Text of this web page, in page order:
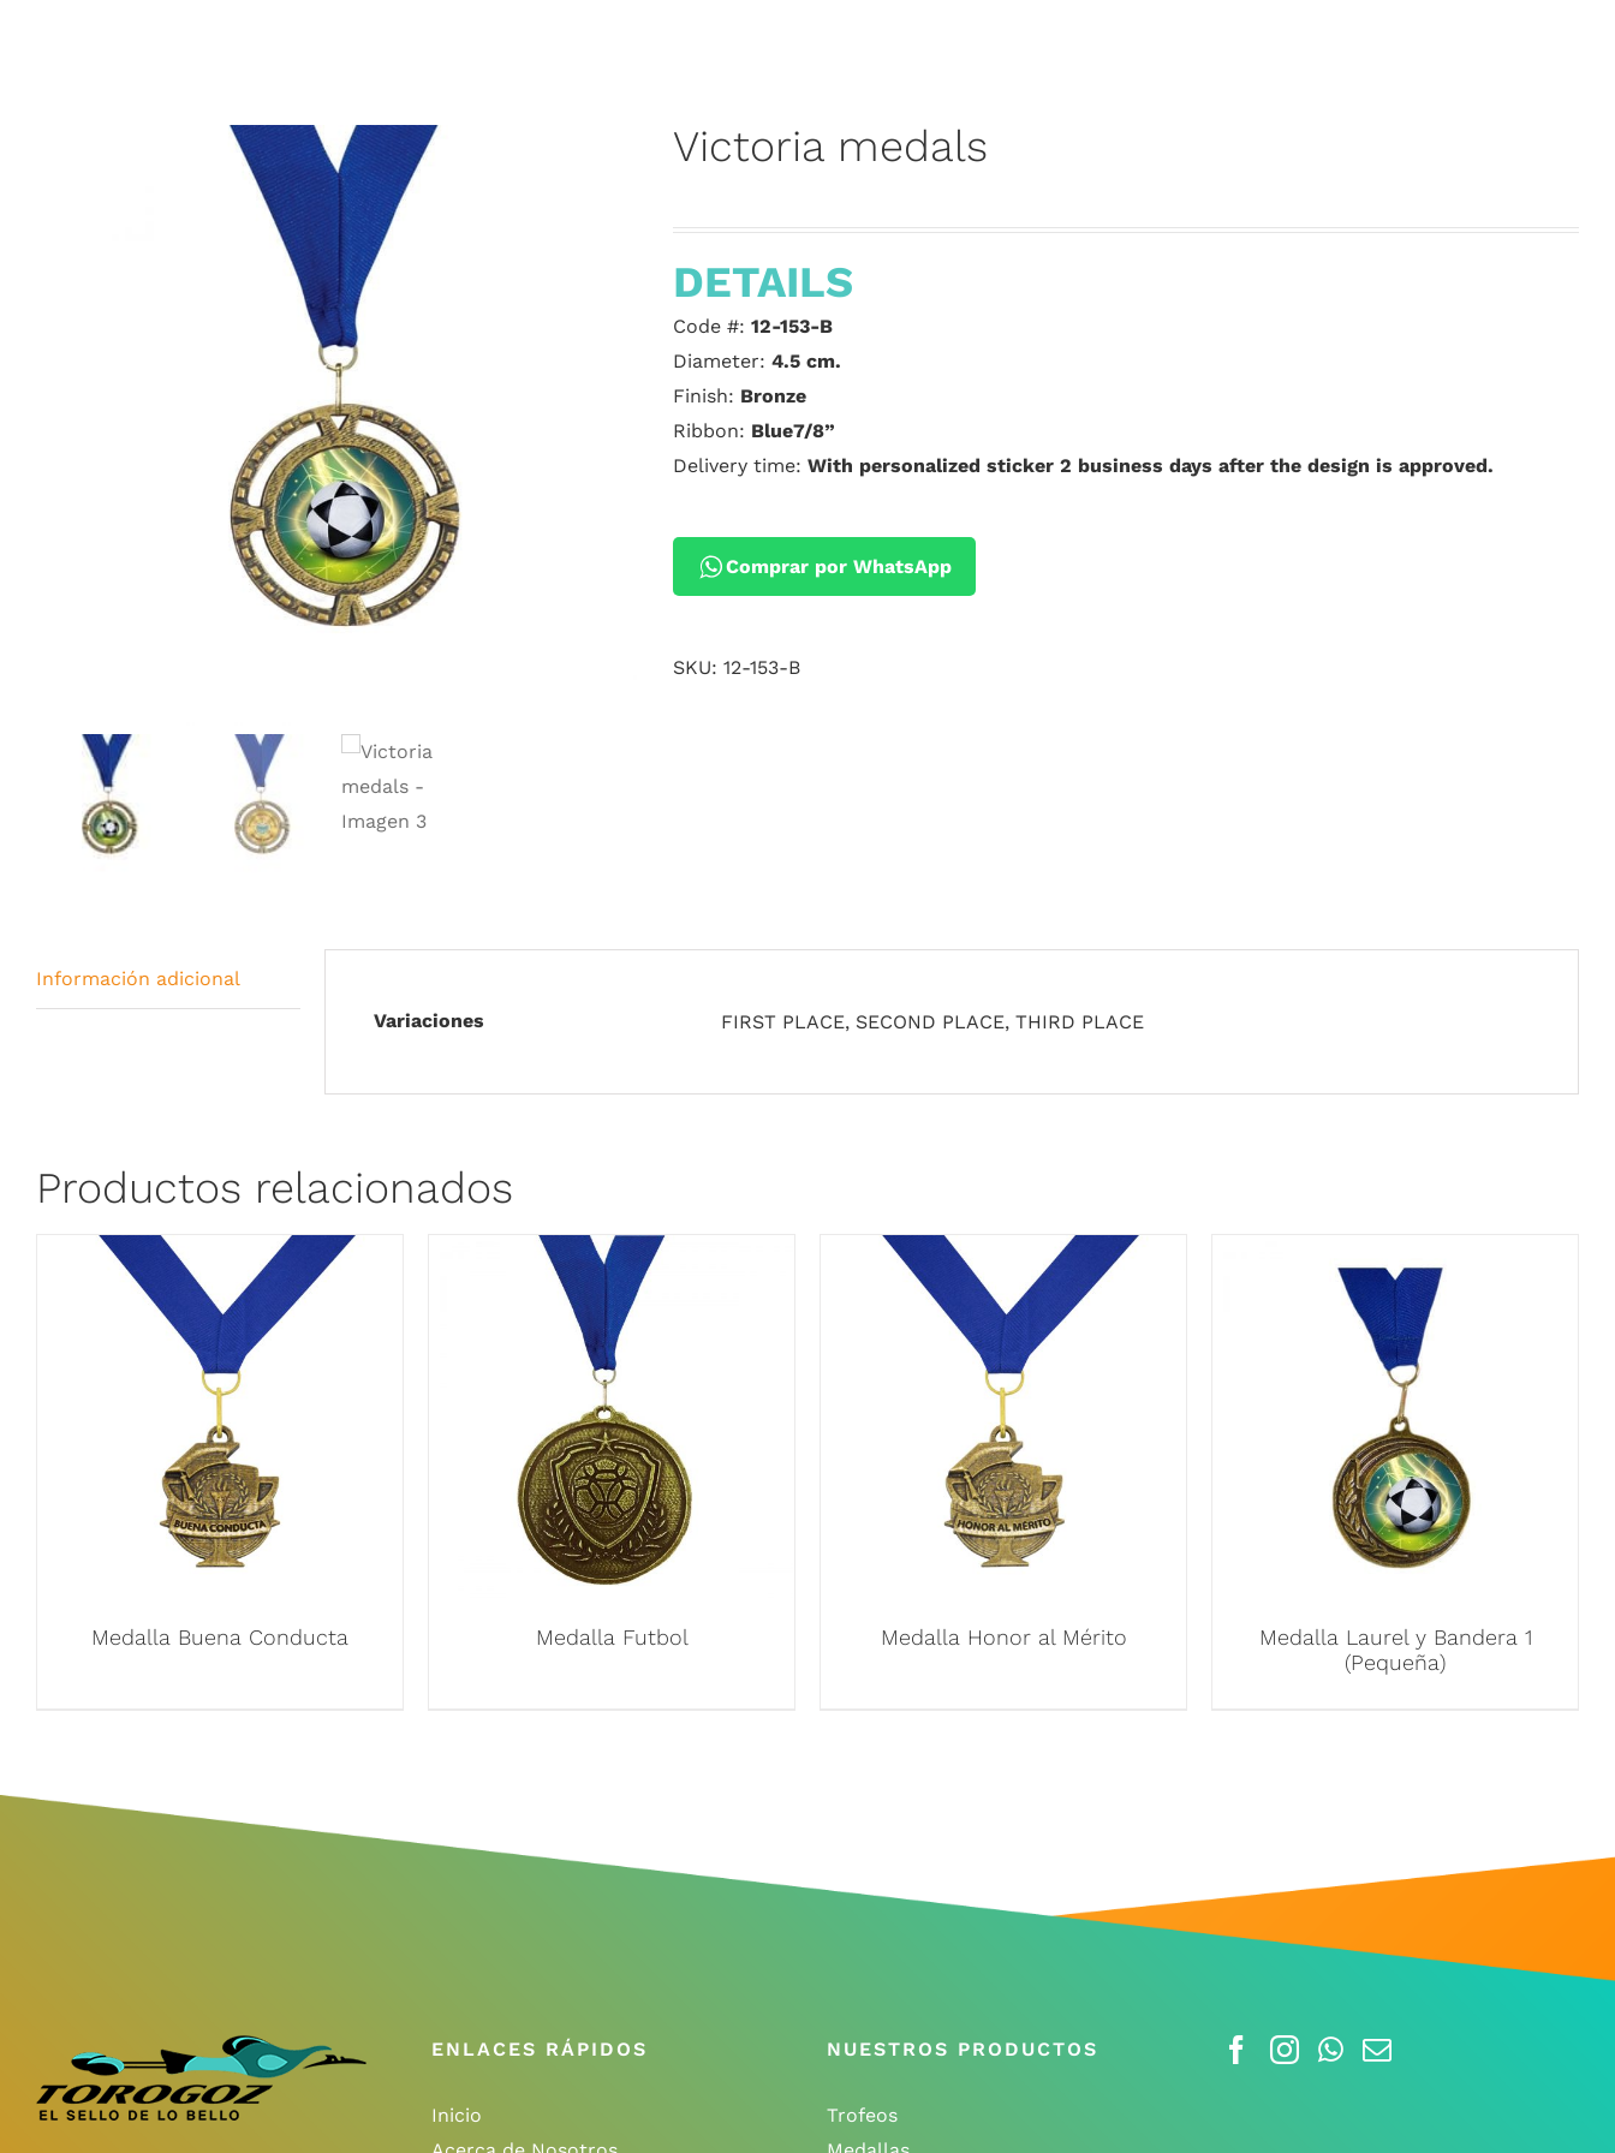
Victoria medals
DETAILS
Code #: 12-153-B
Diameter: 4.5 cm.
Finish: Bronze
Ribbon: Blue7/8”
Delivery time: With personalized sticker 2 business days after the design is approved.
Comprar por WhatsApp
SKU: 12-153-B
Información adicional
Variaciones
FIRST PLACE, SECOND PLACE, THIRD PLACE
Productos relacionados
Medalla Buena Conducta Medalla Futbol Medalla Honor al Mérito
Medalla Laurel y Bandera 1
(Pequeña)
ENLACES RÁPIDOS
Inicio
NUESTROS PRODUCTOS
Trofeos